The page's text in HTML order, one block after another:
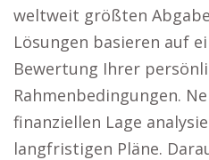
weltweit größten
Lösungen basieren auf
Bewertung Ihrer
Rahmenbedingungen.
finanziellen Lage
langfristigen Pläne.